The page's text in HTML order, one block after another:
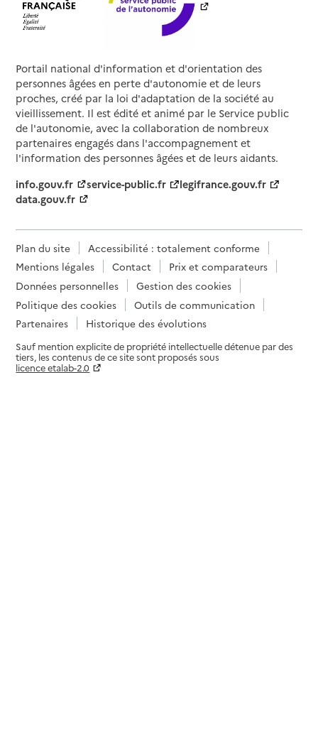
Portail national d'information et d'orientation des
personnes âgées en perte d'autonomie et de leurs
proches, créé par la loi d'adaptation de la société au
vieillissement. Il est édité et animé par le Service public
de l'autonomie, avec la collaboration de nombreux
partenaires engagés dans l'accompagnement et
l'information des personnes âgées et de leurs aidants.
info.gouv.fr
service-public.fr
legifrance.gouv.fr
data.gouv.fr
Plan du site
Accessibilité : totalement conforme
Mentions légales
Contact
Prix et comparateurs
Données personnelles
Gestion des cookies
Politique des cookies
Outils de communication
Partenaires
Historique des évolutions
Sauf mention explicite de propriété intellectuelle détenue par des
tiers, les contenus de ce site sont proposés sous
licence etalab-2.0